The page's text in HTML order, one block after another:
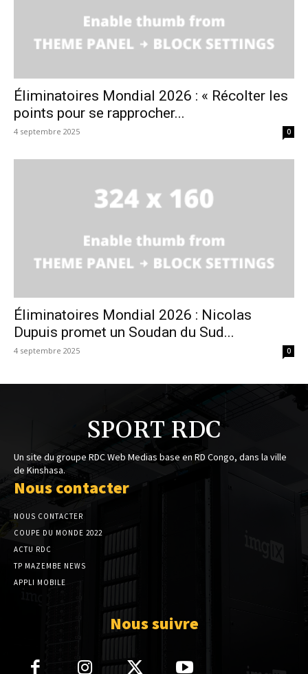
Éliminatoires Mondial 2026 : « Récolter les
points pour se rapprocher...
4 septembre 2025 0
Éliminatoires Mondial 2026 : Nicolas
Dupuis promet un Soudan du Sud...
4 septembre 2025 0
SPORT RDC
Un site du groupe RDC Web Medias base en RD Congo, dans la ville
de Kinshasa.
Nous contacter
NOUS CONTACTER
COUPE DU MONDE 2022
ACTU RDC
TP MAZEMBE NEWS
APPLI MOBILE
Nous suivre